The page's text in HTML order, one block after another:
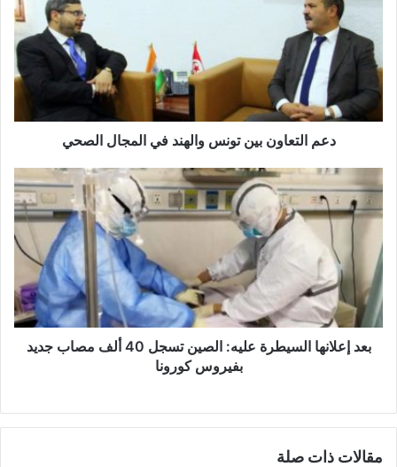
والهند
في
المجال
الصحي
دعم التعاون بين تونس والهند في المجال الصحي
بعد
إعلانها
السيطرة
الصين
تسجل
40
ألف
مصاب
جديد
بعد إعلانها السيطرة عليه: الصين تسجل 40 ألف مصاب جديد
بفيروس كورونا
مقالات ذات صلة